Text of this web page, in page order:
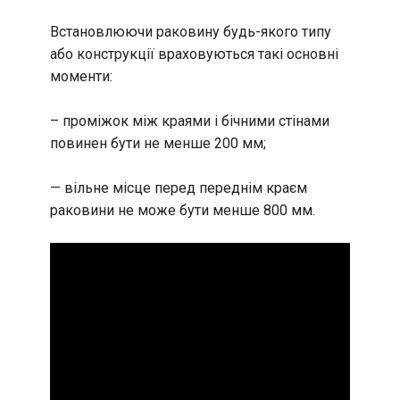
Встановлюючи раковину будь-якого типу
або конструкції враховуються такі основні
моменти:
– проміжок між краями і бічними стінами
повинен бути не менше 200 мм;
— вільне місце перед переднім краєм
раковини не може бути менше 800 мм.